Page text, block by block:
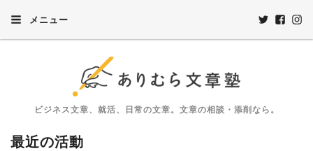
メニュー
ビジネス文章、就活、日常の文章。文章の相談・添削なら。
最近の活動